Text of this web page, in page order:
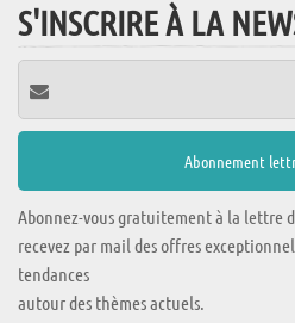
S'INSCRIRE À LA
Abonnez-vous gratuitement à la lettre
recevez par mail des offres
tendances
autour des thèmes actuels.